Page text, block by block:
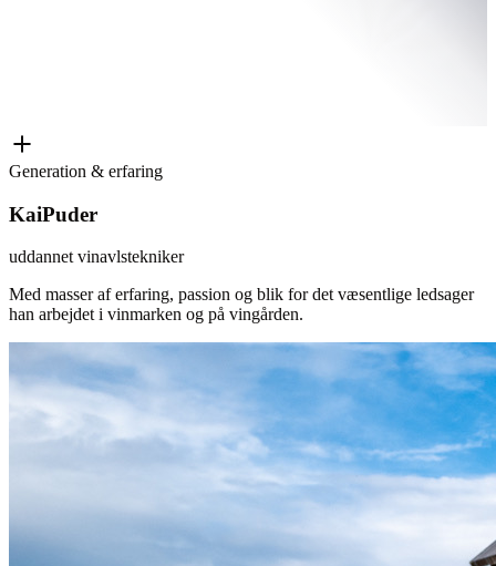
Generation & erfaring
KaiPuder
uddannet vinavlstekniker
Med masser af erfaring, passion og blik for det væsentlige ledsager
han arbejdet i vinmarken og på vingården.